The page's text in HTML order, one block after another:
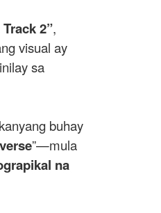
2”,
visual ay
sa
buhay
”—mula
na